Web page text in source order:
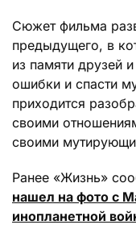
Сюжет фильма
предыдущего, в
из памяти друзей
ошибки и спасти
приходится
своими
своими
Ранее «Жизнь»
нашел на фото с
инопланетной